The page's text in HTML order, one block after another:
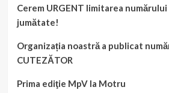
Cerem URGENT limitarea
jumătate!
Organizația noastră a publicat
CUTEZĂTOR
Prima ediţie MpV la Motru